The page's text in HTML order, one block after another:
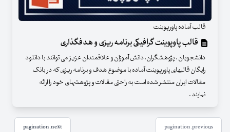
قالب آماده پاورپوینت
قالب پاوپوینت گرافیکی برنامه ریزی و هدفگذاری
دانشجویان ، پژوهشگران، دانش آموزان و علاقمندان عزیز می توانند با دانلود
رایگان قالبهای پاورپوینت آماده با موضوع هدف و برنامه ریزی که در بانک
مقالات ایران منتشر شده است به راحتی مقالات و پژوهشهای خود را ارائه
نمایند .
pagination.previous
pagination.next